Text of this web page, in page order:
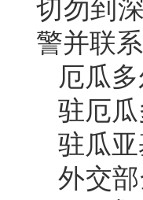
切勿到
警并联
厄瓜
驻厄
驻瓜
外交